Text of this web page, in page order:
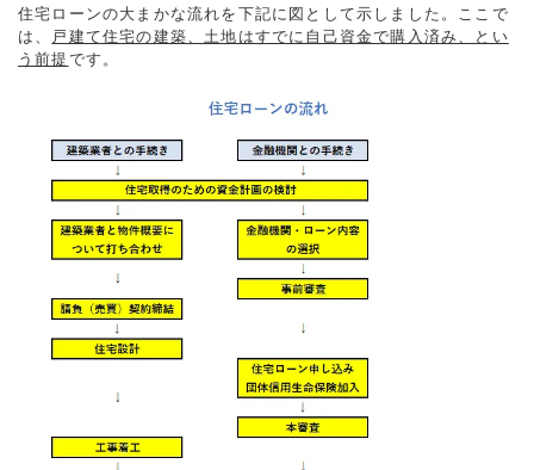
住宅ローンの大まかな流れを下記に図として示しました。ここで
は、
戸建て住宅の建築、土地はすでに自己資金で購入済み、とい
う前提 です。